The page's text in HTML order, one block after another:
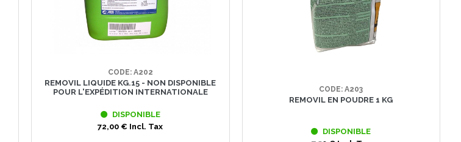
CODE: A202
REMOVIL LIQUIDE KG.15 - NON DISPONIBLE
POUR L'EXPÉDITION INTERNATIONALE
DISPONIBLE
72,00 € Incl. Tax
CODE: A203
REMOVIL EN POUDRE 1 KG
DISPONIBLE